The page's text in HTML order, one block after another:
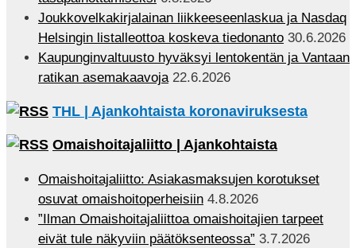
Joukkovelkakirjalainan liikkeeseenlaskua ja Nasdaq
Helsingin listalleottoa koskeva tiedonanto 30.6.2026
Kaupunginvaltuusto hyväksyi lentokentän ja Vantaan
ratikan asemakaavoja 22.6.2026
THL | Ajankohtaista koronaviruksesta
Omaishoitajaliitto | Ajankohtaista
Omaishoitajaliitto: Asiakasmaksujen korotukset
osuvat omaishoitoperheisiin 4.8.2026
”Ilman Omaishoitajaliittoa omaishoitajien tarpeet
eivät tule näkyviin päätöksenteossa” 3.7.2026